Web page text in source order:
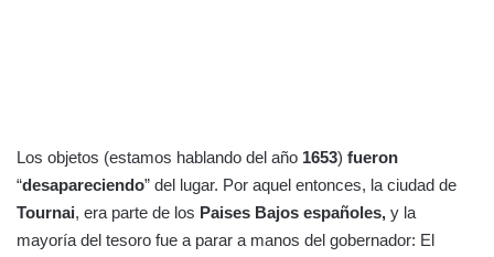
Los objetos (estamos hablando del año 1653) fueron
“desapareciendo” del lugar. Por aquel entonces, la ciudad de
Tournai, era parte de los Paises Bajos españoles, y la
mayoría del tesoro fue a parar a manos del gobernador: El